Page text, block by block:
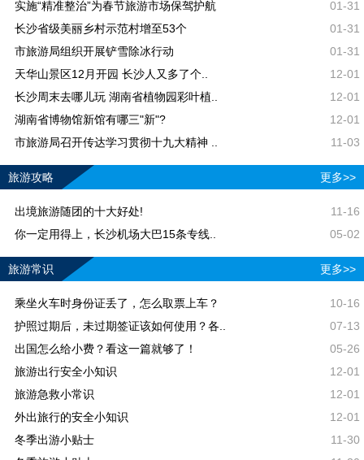
实施“精准整治”为春节旅游市场保驾护航
01-31
长沙省级美丽乡村示范村增至53个
01-31
市旅游局组织开展铲雪除冰行动
01-31
天华山景区12月开园 长沙人又多了个..
12-01
长沙周末去哪儿玩 湖南省植物园彩叶植..
12-01
湖南省博物馆新馆有哪三"新"?
12-01
市旅游局召开传达学习贯彻十九大精神 ..
11-03
旅游攻略 更多>>
出境旅游随团的十大好处!
11-16
你一定用得上，长沙机场大巴15条专线..
05-02
旅游常识 更多>>
乘坐火车时身份证丢了，怎么取票上车？
10-16
护照过期后，未过期签证该如何使用？各..
07-13
出国怎么给小费？看这一篇就够了！
05-26
旅游出行安全小知识
12-01
旅游急救小常识
12-01
外出旅行的安全小知识
12-01
冬季出游小贴士
11-30